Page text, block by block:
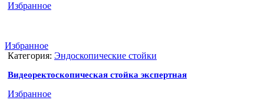
Избранное
Избранное
Категория: Эндоскопические стойки
Видеоректоскопическая стойка экспертная
Избранное